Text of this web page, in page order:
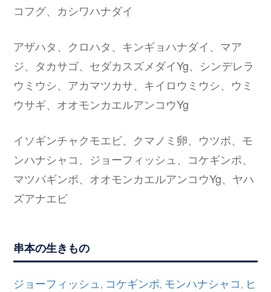
コフグ、カシワハナダイ
アザハタ、クロハタ、キンギョハナダイ、マア
ジ、タカサゴ、セダカスズメダイYg、シンデレラ
ウミウシ、アカマツカサ、キイロウミウシ、ウミ
ウサギ、オオモンカエルアンコウYg
イソギンチャクモエビ、クマノミ卵、ウツボ、モ
ンハナシャコ、ジョーフィッシュ、コケギンポ、
マツバギンポ、オオモンカエルアンコウYg、ヤハ
ズアナエビ
串本の生きもの
ジョーフィッシュ, コケギンポ, モンハナシャコ , ヒ